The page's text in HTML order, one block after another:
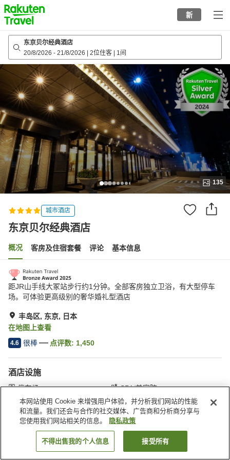
to
top
page
新
东京贝尔经典酒店
20/8/2026 - 21/8/2026 2位住客 1间
135
城市酒店
东京贝尔经典酒店
概况 客房及住宿套餐 评论 基本信息
距JR山手线大冢站步行约1分钟。全部客房独立卫浴，有大型停车
场。可体验更高级别的奢华婚礼型酒店
丰岛区, 东京, 日本
在地图上查看
4.6 很棒 点评数: 1,450
酒店设施
停车场
SPA/美容院
餐厅
自动售货机
首页 日本 东京 丰岛区 东京贝尔经典酒店
搜索客房
本网站使用 Cookie 来增强用户体验，并分析我们网站的性能
和流量。我们还会与合作的社交媒体、广告商和分析商分享与
您使用我们网站相关的信息。
隐私政策
不得出售我的个人信息 接受所有